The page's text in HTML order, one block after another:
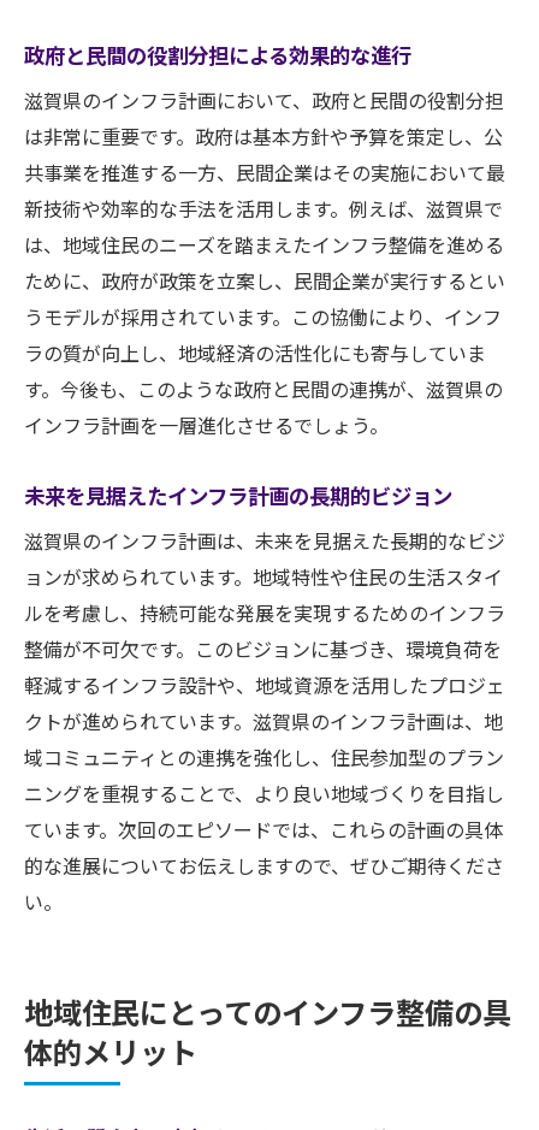
持続可能な開発を支える技術基盤
地域特性を活かした滋賀県インフラ計画の革新
性
歴史・文化を反映したユニークなインフラ
地域資源を最大限に活用した計画策定
地域住民の声を反映したインフラデザイン
滋賀県の自然環境を守る設計の工夫
地域の発展を後押しする革新的インフラ
地域特性に根ざした未来志向のインフラ計
画
政府と民間の役割分担による効果的な進行
滋賀県のインフラ計画において、政府と民間の役割分担
は非常に重要です。政府は基本方針や予算を策定し、公
共事業を推進する一方、民間企業はその実施において最
新技術や効率的な手法を活用します。例えば、滋賀県で
は、地域住民のニーズを踏まえたインフラ整備を進める
ために、政府が政策を立案し、民間企業が実行するとい
うモデルが採用されています。この協働により、インフ
ラの質が向上し、地域経済の活性化にも寄与していま
す。今後も、このような政府と民間の連携が、滋賀県の
インフラ計画を一層進化させるでしょう。
未来を見据えたインフラ計画の長期的ビジョン
滋賀県のインフラ計画は、未来を見据えた長期的なビジ
ョンが求められています。地域特性や住民の生活スタイ
ルを考慮し、持続可能な発展を実現するためのインフラ
整備が不可欠です。このビジョンに基づき、環境負荷を
軽減するインフラ設計や、地域資源を活用したプロジェ
クトが進められています。滋賀県のインフラ計画は、地
域コミュニティとの連携を強化し、住民参加型のプラン
ニングを重視することで、より良い地域づくりを目指し
ています。次回のエピソードでは、これらの計画の具体
的な進展についてお伝えしますので、ぜひご期待くださ
い。
地域住民にとってのインフラ整備の具
体的メリット